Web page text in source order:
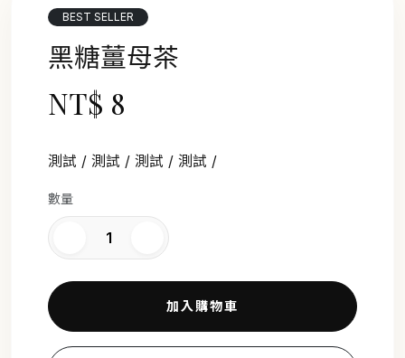
BEST SELLER
黑糖薑母茶
NT$ 8
測試 / 測試 / 測試 / 測試 /
數量
加入購物車